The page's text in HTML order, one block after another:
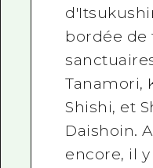
bordée de
Tanamori,
Shishi, et
Daishoin.
encore, il